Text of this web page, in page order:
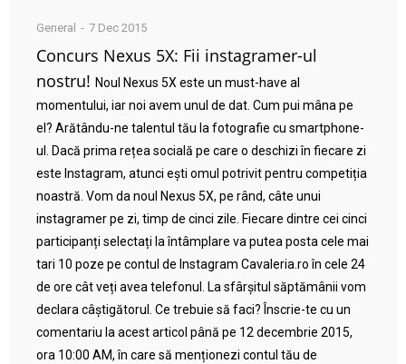
General 7 Dec 2015
Concurs Nexus 5X: Fii instagramer-ul
nostru! Noul Nexus 5X este un must-have al
momentului, iar noi avem unul de dat. Cum pui mâna pe
el? Arătându-ne talentul tău la fotografie cu smartphone-
ul. Dacă prima rețea socială pe care o deschizi în fiecare zi
este Instagram, atunci ești omul potrivit pentru competiția
noastră. Vom da noul Nexus 5X, pe rând, câte unui
instagramer pe zi, timp de cinci zile. Fiecare dintre cei cinci
participanți selectați la întâmplare va putea posta cele mai
tari 10 poze pe contul de Instagram Cavaleria.ro în cele 24
de ore cât veți avea telefonul. La sfârșitul săptămânii vom
declara câștigătorul. Ce trebuie să faci? Înscrie-te cu un
comentariu la acest articol până pe 12 decembrie 2015,
ora 10:00 AM, în care să menționezi contul tău de